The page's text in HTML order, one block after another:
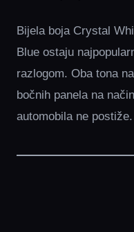
Bijela boja Crystal
Blue ostaju
razlogom. Oba tona
bočnih panela na
automobila ne postiže.